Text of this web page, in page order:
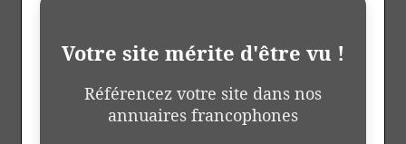
Votre site mérite d'être vu !
Référencez votre site dans nos
annuaires francophones